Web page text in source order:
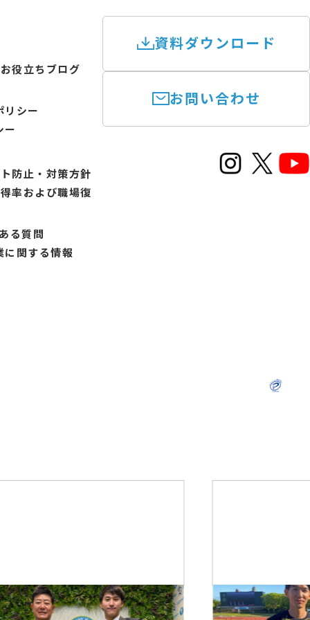
役立ちブログ
リシー
ー
防止・対策方針
率および職場復
る質問
に関する情報
資料ダウンロード
お問い合わせ